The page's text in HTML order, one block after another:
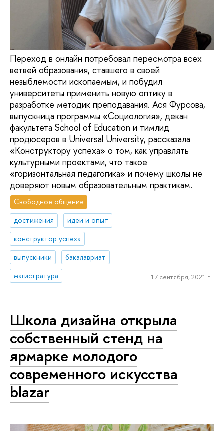
Переход в онлайн потребовал пересмотра всех
ветвей образования, ставшего в своей
незыблемости ископаемым, и побудил
университеты применить новую оптику в
разработке методик преподавания. Ася Фурсова,
выпускница программы «Социология», декан
факультета School of Education и тимлид
продюсеров в Universal University, рассказала
«Конструктору успеха» о том, как управлять
культурными проектами, что такое
«горизонтальная педагогика» и почему школы не
доверяют новым образовательным практикам.
Свободное общение
достижения
идеи и опыт
конструктор успеха
выпускники
бакалавриат
магистратура
17 сентября, 2021 г.
Школа дизайна открыла
собственный стенд на
ярмарке молодого
современного искусства
blazar